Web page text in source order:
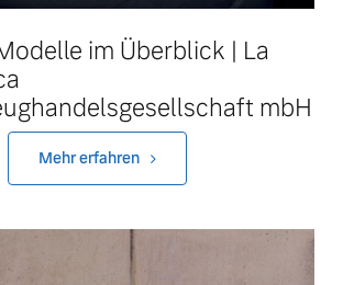
im Überblick | La
mbH
Mehr erfahren